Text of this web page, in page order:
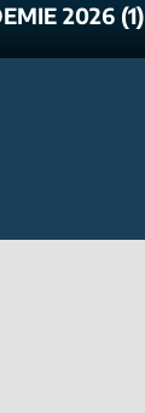
2026 (1)